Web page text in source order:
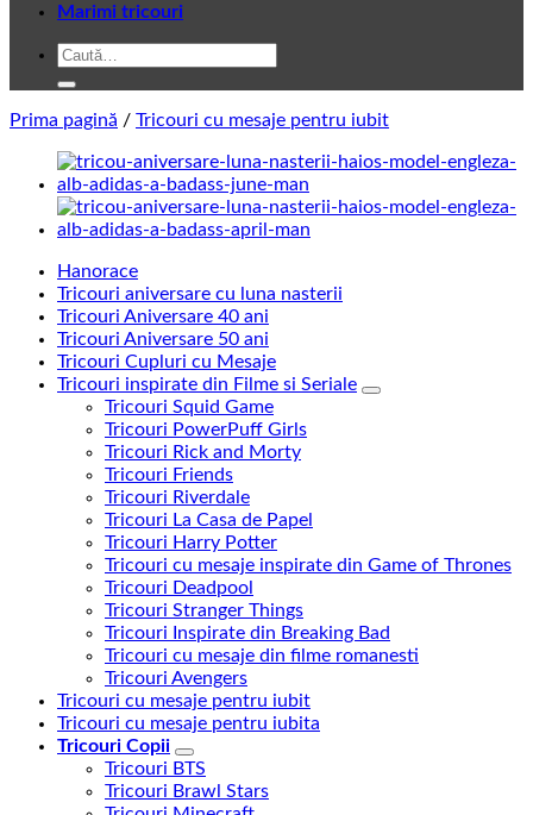
Marimi tricouri
Caută
Prima pagină / Tricouri cu mesaje pentru iubit
Hanorace
Tricouri aniversare cu luna nasterii
Tricouri Aniversare 40 ani
Tricouri Aniversare 50 ani
Tricouri Cupluri cu Mesaje
Tricouri inspirate din Filme si Seriale
Tricouri Squid Game
Tricouri PowerPuff Girls
Tricouri Rick and Morty
Tricouri Friends
Tricouri Riverdale
Tricouri La Casa de Papel
Tricouri Harry Potter
Tricouri cu mesaje inspirate din Game of Thrones
Tricouri Deadpool
Tricouri Stranger Things
Tricouri Inspirate din Breaking Bad
Tricouri cu mesaje din filme romanesti
Tricouri Avengers
Tricouri cu mesaje pentru iubit
Tricouri cu mesaje pentru iubita
Tricouri Copii
Tricouri BTS
Tricouri Brawl Stars